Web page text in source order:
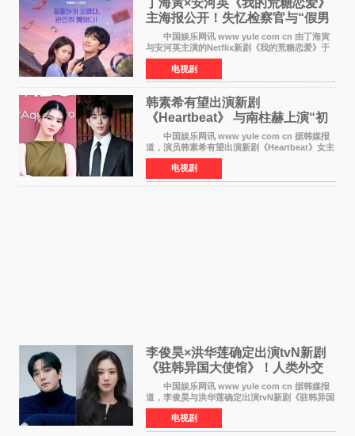
丁海寅×安河英《我的荒糖恋爱》
主海报公开！失忆检察官与“假男
友”同居罗曼史来
中国娱乐网讯 www yule com cn 由丁海寅
与安河英主演的Netflix新剧《我的荒糖恋爱》于
近日公开主海报，正式进入开播倒计时。 海
报中，两人并肩站在充满怀旧气息的九津麦芽村
街道上，丁
电视剧
韩素希有望出演新剧
《Heartbeat》 与南柱赫上演“初
恋归来”奇幻罗曼史
中国娱乐网讯 www yule com cn 据韩媒报
道，演员韩素希有望出演新剧《Heartbeat》女主
角，与南柱赫合作，引发高度关注。 韩素希
在剧中饰演能够看到过去的女人洪莎朗一角，因
初恋的意外
电视剧
李俊昊×洪华莲确定出演tvN新剧
《驻韩异国大使馆》！人类外交
官与“龙”大使的奇幻
中国娱乐网讯 www yule com cn 据韩媒报
道，李俊昊与洪华莲确定出演tvN新剧《驻韩异国
大使馆》，分别担任男女主角，引发期待。
该剧讲述了一位因管理驻韩异国大使馆（负责管
理居住在大韩
电视剧